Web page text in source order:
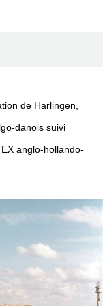
de Harlingen,
danois suivi
anglo-hollando-